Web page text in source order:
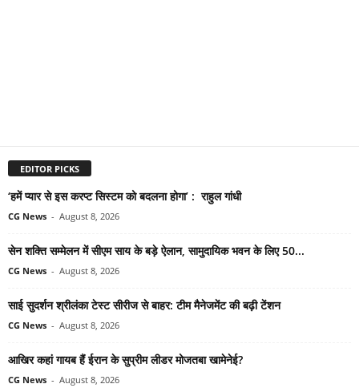
EDITOR PICKS
‘हमें प्यार से इस करप्ट सिस्टम को बदलना होगा’ : राहुल गांधी
CG News - August 8, 2026
सेन शक्ति सम्मेलन में सीएम साय के बड़े ऐलान, सामुदायिक भवन के लिए 50...
CG News - August 8, 2026
साई सुदर्शन श्रीलंका टेस्ट सीरीज से बाहर: टीम मैनेजमेंट की बढ़ी टेंशन
CG News - August 8, 2026
आखिर कहां गायब हैं ईरान के सुप्रीम लीडर मोजतबा खामेनेई?
CG News - August 8, 2026